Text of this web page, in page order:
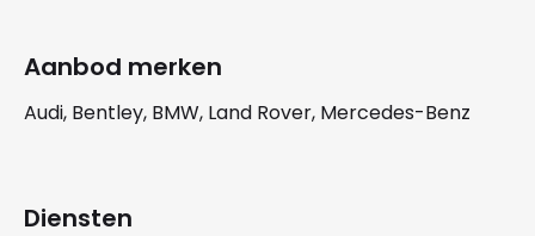
Aanbod merken
Audi, Bentley, BMW, Land Rover, Mercedes-Benz
Diensten